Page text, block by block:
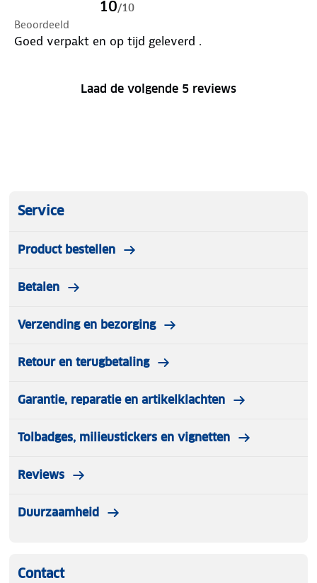
10/10
Beoordeeld
Goed verpakt en op tijd geleverd .
Laad de volgende 5 reviews
Service
Product bestellen
Betalen
Verzending en bezorging
Retour en terugbetaling
Garantie, reparatie en artikelklachten
Tolbadges, milieustickers en vignetten
Reviews
Duurzaamheid
Contact